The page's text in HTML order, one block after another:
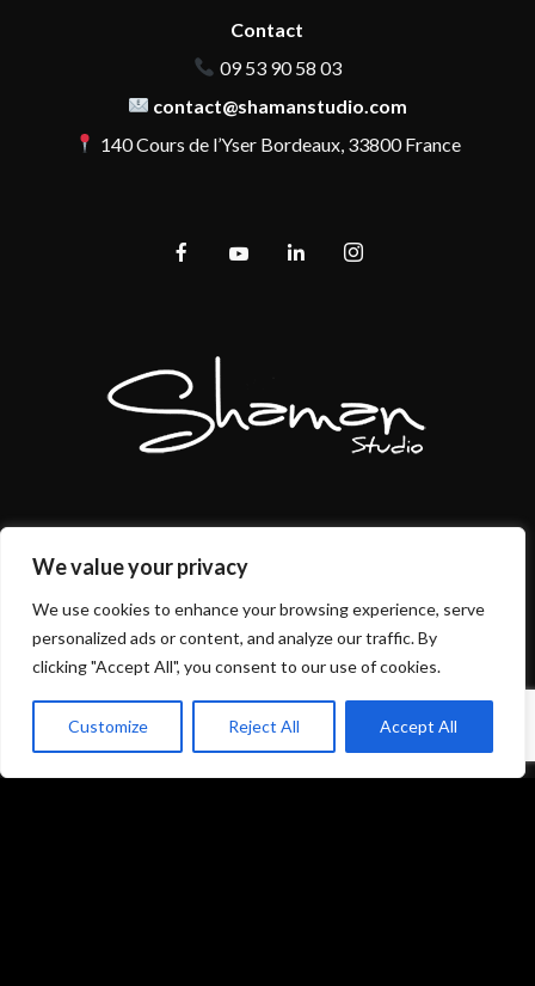
We value your privacy
We use cookies to enhance your browsing experience, serve
personalized ads or content, and analyze our traffic. By
clicking "Accept All", you consent to our use of cookies.
Customize Reject All Accept All
Contact
09 53 90 58 03
contact@shamanstudio.com
140 Cours de l’Yser Bordeaux, 33800 France
Mentions légales et politique de confidentialité
CGU/CGV
Accueil